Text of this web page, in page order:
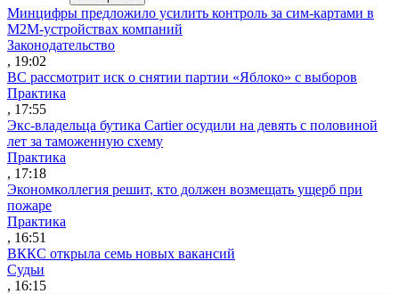
Минцифры предложило усилить контроль за сим-картами в
M2M-устройствах компаний
Законодательство
, 19:02
ВС рассмотрит иск о снятии партии «Яблоко» с выборов
Практика
, 17:55
Экс-владельца бутика Cartier осудили на девять с половиной
лет за таможенную схему
Практика
, 17:18
Экономколлегия решит, кто должен возмещать ущерб при
пожаре
Практика
, 16:51
ВККС открыла семь новых вакансий
Судьи
, 16:15